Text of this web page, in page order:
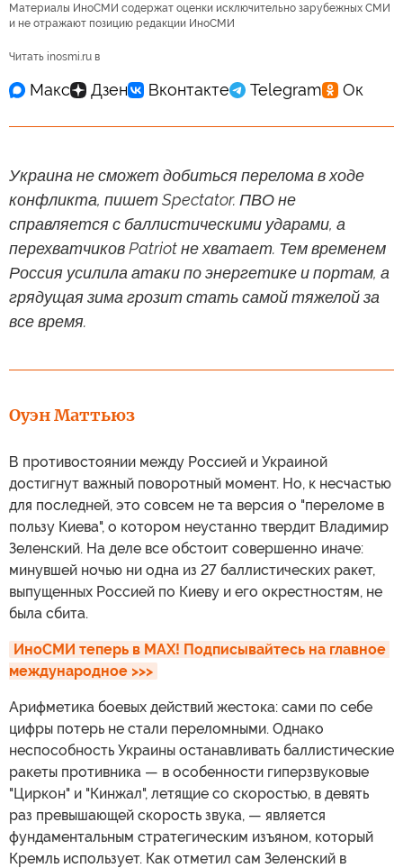
Материалы ИноСМИ содержат оценки исключительно зарубежных СМИ
и не отражают позицию редакции ИноСМИ
Читать inosmi.ru в
Украина не сможет добиться перелома в ходе
конфликта, пишет Spectator. ПВО не
справляется с баллистическими ударами, а
перехватчиков Patriot не хватает. Тем временем
Россия усилила атаки по энергетике и портам, а
грядущая зима грозит стать самой тяжелой за
все время.
Оуэн Маттьюз
В противостоянии между Россией и Украиной
достигнут важный поворотный момент. Но, к несчастью
для последней, это совсем не та версия о "переломе в
пользу Киева", о котором неустанно твердит Владимир
Зеленский. На деле все обстоит совершенно иначе:
минувшей ночью ни одна из 27 баллистических ракет,
выпущенных Россией по Киеву и его окрестностям, не
была сбита.
ИноСМИ теперь в MAX! Подписывайтесь на главное
международное >>>
Арифметика боевых действий жестока: сами по себе
цифры потерь не стали переломными. Однако
неспособность Украины останавливать баллистические
ракеты противника — в особенности гиперзвуковые
"Циркон" и "Кинжал", летящие со скоростью, в девять
раз превышающей скорость звука, — является
фундаментальным стратегическим изъяном, который
Кремль использует. Как отметил сам Зеленский в